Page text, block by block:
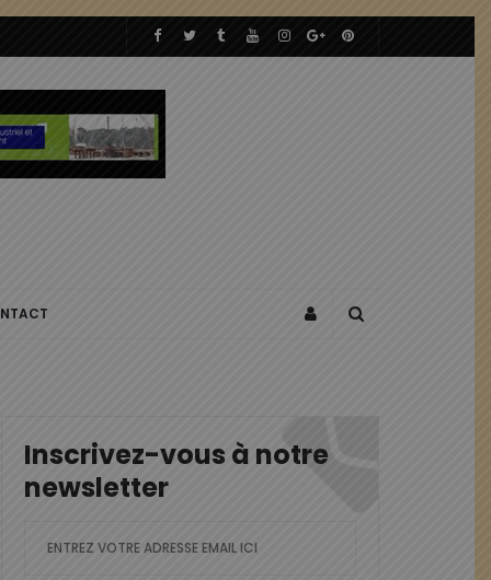
Inscrivez-vous à notre
newsletter